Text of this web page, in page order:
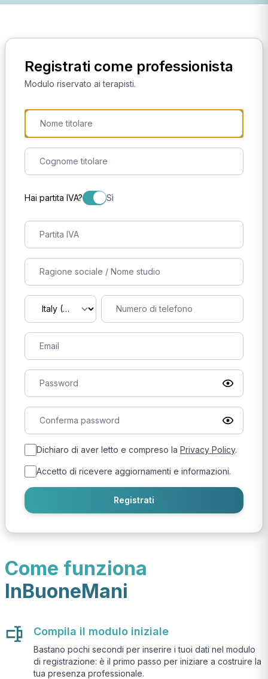
Registrati come professionista
Modulo riservato ai terapisti.
Hai partita IVA? Sì
Dichiaro di aver letto e compreso la Privacy Policy.
Accetto di ricevere aggiornamenti e informazioni.
Registrati
Come funziona
InBuoneMani
Compila il modulo iniziale
Bastano pochi secondi per inserire i tuoi dati nel modulo
di registrazione: è il primo passo per iniziare a costruire la
tua presenza professionale.